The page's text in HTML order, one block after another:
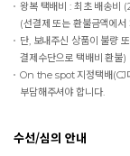
왕복 택배비 : 최초 배송비
(선결제 또는 환불금액에서
단, 보내주신 상품이 불량
결제수단으로 택배비 환불)
On the spot지정택배(CJ
부담해주셔야 합니다.
수선/심의 안내